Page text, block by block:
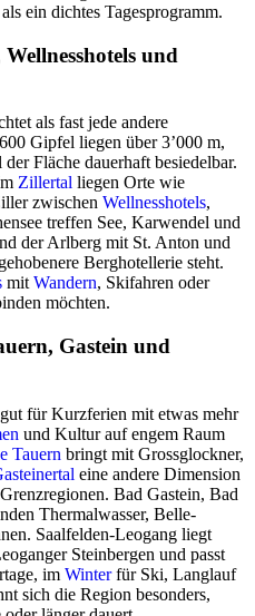
ein dichtes Tagesprogramm.
und
als fast jede andere
Gipfel liegen über 3’000 m,
Fläche dauerhaft besiedelbar.
Zillertal liegen Orte wie
zwischen Wellnesshotels,
treffen See, Karwendel und
der Arlberg mit St. Anton und
Berghotellerie steht.
mit Wandern, Skifahren oder
möchten.
Gastein und
für Kurzferien mit etwas mehr
und Kultur auf engem Raum
Tauern bringt mit Grossglockner,
eine andere Dimension
Bad Gastein, Bad
Thermalwasser, Belle-
Saalfelden-Leogang liegt
Steinbergen und passt
im Winterfür Ski, Langlauf
sich die Region besonders,